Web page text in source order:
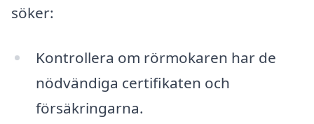
söker:
Kontrollera om rörmokaren har de
nödvändiga certifikaten och
försäkringarna.